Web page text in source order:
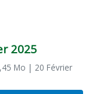
2025
Mo | 20 Février